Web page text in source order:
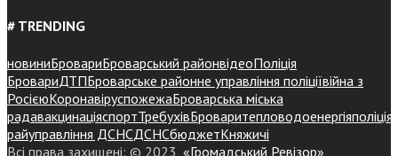
# TRENDING
новиниБровариБроварський районвідеоПоліція
БровариДТПБроварське районне управління поліціївійна з
РосієюКоронавіруспожежаБроварська міська
радавакцинаціяспортТребухівБроваритепловодоенергіяполіція
райуправління ДСНСДСНСбюджетКняжичі
Всі права захищені: © 2023, «Громадський Ревізор»